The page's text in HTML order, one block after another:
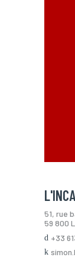
51, rue
59 800
+33